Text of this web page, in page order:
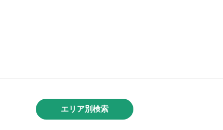
エリア別検索